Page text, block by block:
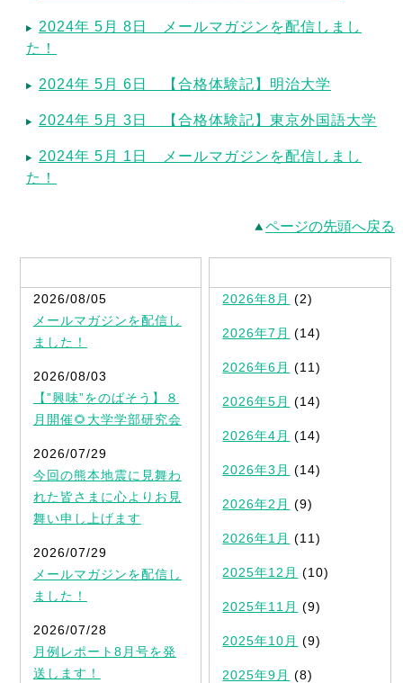
2024年 5月 8日 メールマガジンを配信しまし
た！
2024年 5月 6日 【合格体験記】明治大学
2024年 5月 3日 【合格体験記】東京外国語大学
2024年 5月 1日 メールマガジンを配信しまし
た！
ページの先頭へ戻る
2026/08/05
メールマガジンを配信し
ました！
2026/08/03
【”興味”をのばそう】８
月開催🌻大学学部研究会
2026/07/29
今回の熊本地震に見舞わ
れた皆さまに心よりお見
舞い申し上げます
2026/07/29
メールマガジンを配信し
ました！
2026/07/28
月例レポート8月号を発
送します！
2026年8月 (2)
2026年7月 (14)
2026年6月 (11)
2026年5月 (14)
2026年4月 (14)
2026年3月 (14)
2026年2月 (9)
2026年1月 (11)
2025年12月 (10)
2025年11月 (9)
2025年10月 (9)
2025年9月 (8)